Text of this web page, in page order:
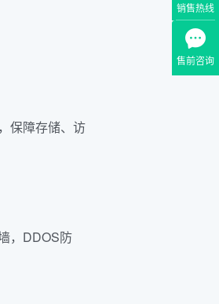
销售热线
售前咨询
保障存储、访
，DDOS防